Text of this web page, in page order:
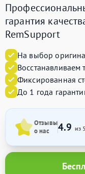
гарантия
RemSupport
На выбор
Восстанавливаем
Фиксированная
До 1 года
Отзывы
о нас
4.9 из